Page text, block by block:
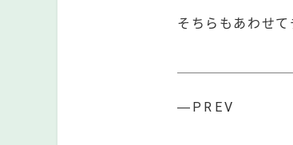
そちらもあわせ
―PREV